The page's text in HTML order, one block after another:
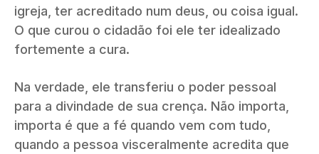
igreja, ter acreditado num deus, ou coisa igual.
O que curou o cidadão foi ele ter idealizado
fortemente a cura.
Na verdade, ele transferiu o poder pessoal
para a divindade de sua crença. Não importa,
importa é que a fé quando vem com tudo,
quando a pessoa visceralmente acredita que